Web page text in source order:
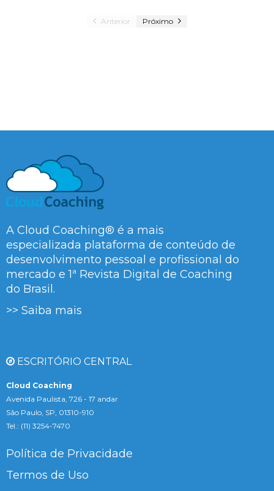
Anterior Próximo
A Cloud Coaching® é a mais
especializada plataforma de conteúdo de
desenvolvimento pessoal e profissional do
mercado e 1ª Revista Digital de Coaching
do Brasil.
>> Saiba mais
ESCRITÓRIO CENTRAL
Cloud Coaching
Avenida Paulista, 726 - 17 andar
São Paulo, SP, 01310-910
Tel.: (11) 3254-7470
Política de Privacidade
Termos de Uso